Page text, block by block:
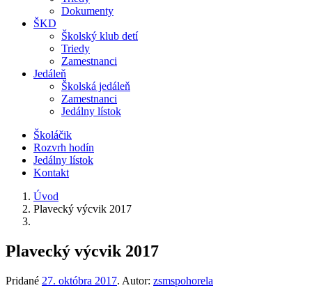
Dokumenty
ŠKD
Školský klub detí
Triedy
Zamestnanci
Jedáleň
Školská jedáleň
Zamestnanci
Jedálny lístok
Školáčik
Rozvrh hodín
Jedálny lístok
Kontakt
Úvod
Plavecký výcvik 2017
Plavecký výcvik 2017
Pridané 27. októbra 2017. Autor: zsmspohorela